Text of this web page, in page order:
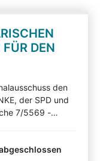
DEN
den
der SPD und
7/5569 -
Ihrer Kritik